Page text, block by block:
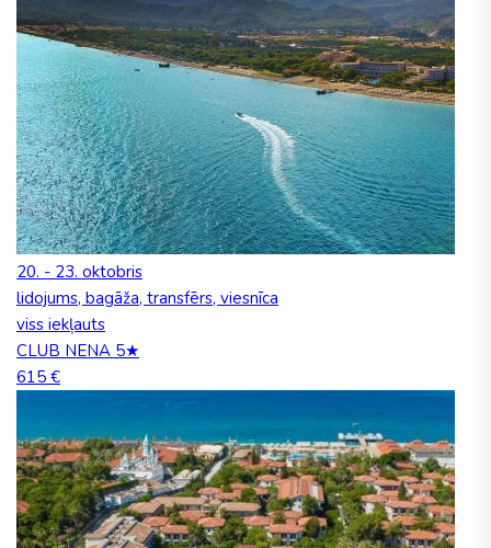
20. - 23. oktobris
lidojums, bagāža, transfērs, viesnīca
viss iekļauts
CLUB NENA 5★
615 €